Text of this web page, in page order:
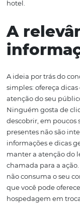
destinos. Opções
interesse das
conteúdo
pessoa a
possível cliente e
fundamental
hotel.
A
A ideia por trás